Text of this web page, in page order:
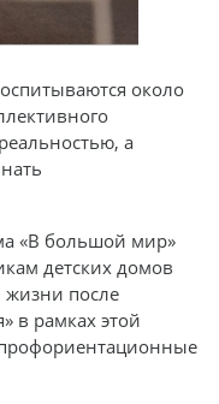
около
а
«В большой мир»
детских домов
жизни после
в рамках этой